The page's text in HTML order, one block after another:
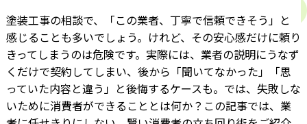
塗装工事の相談で、「この業者、丁寧で信頼できそう」と
感じることも多いでしょう。けれど、その安心感だけに頼り
きってしまうのは危険です。実際には、業者の説明にうなず
くだけで契約してしまい、後から「聞いてなかった」「思
っていた内容と違う」と後悔するケースも。では、失敗しな
いために消費者ができることとは何か？この記事では、業